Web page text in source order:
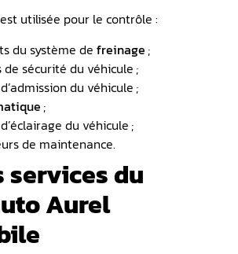
est utilisée pour le contrôle :
du système de freinage ;
de sécurité du véhicule ;
du véhicule ;
;
du véhicule ;
de maintenance.
services du
Aurel